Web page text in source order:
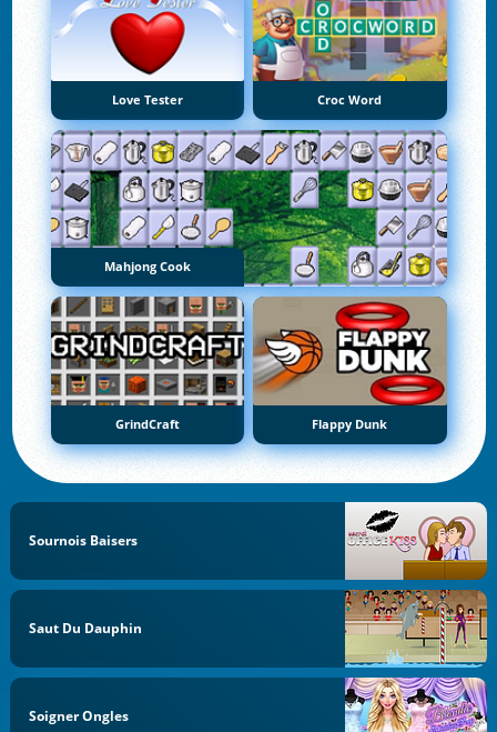
Love Tester Croc Word
Mahjong Cook
GrindCraft Flappy Dunk
Sournois Baisers
Saut Du Dauphin
Soigner Ongles